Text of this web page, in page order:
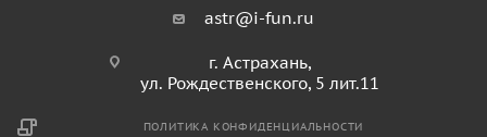
astr@i-fun.ru
г. Астрахань,
ул. Рождественского, 5 лит.11
ПОЛИТИКА КОНФИДЕНЦИАЛЬНОСТИ